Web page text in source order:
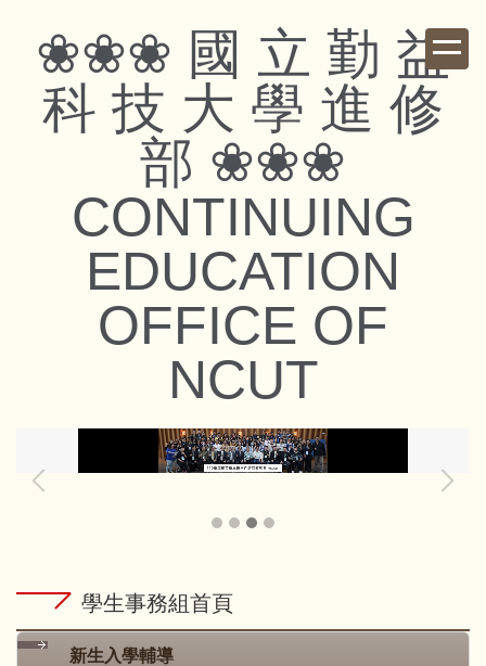
❀❀❀ 國 立 勤 益
科 技 大 學 進 修
部 ❀❀❀
CONTINUING
EDUCATION
OFFICE OF
NCUT
學生事務組首頁
新生入學輔導